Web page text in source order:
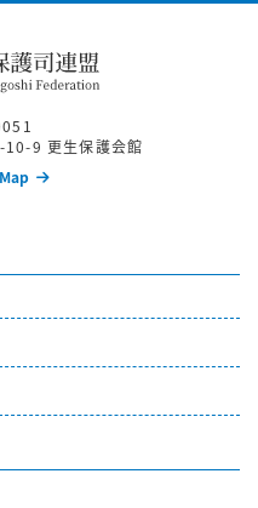
10-9 更生保護会館